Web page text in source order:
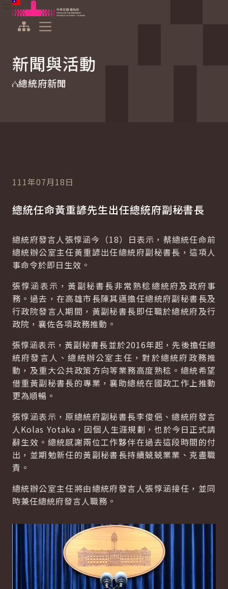
跳到主要內容
中華民國總統府
新聞與活動
總統府新聞
111年07月18日
總統任命黃重諺先生出任總統府副秘書長
總統府發言人張惇涵今（18）日表示，蔡總統任命前
總統辦公室主任黃重諺出任總統府副秘書長，這項人
事命令於即日生效。
張惇涵表示，黃副秘書長非常熟稔總統府及政府事
務。過去，在高雄市長陳其邁擔任總統府副秘書長及
行政院發言人期間，黃副秘書長即任職於總統府及行
政院，襄佐各項政務推動。
張惇涵表示，黃副秘書長並於2016年起，先後擔任總
統府發言人、總統辦公室主任，對於總統府政務推
動，及重大公共政策方向等業務高度熟稔。總統希望
借重黃副秘書長的專業，襄助總統在國政工作上推動
更為順暢。
張惇涵表示，原總統府副秘書長李俊俋、總統府發言
人Kolas Yotaka，因個人生涯規劃，也於今日正式請
辭生效。總統感謝兩位工作夥伴在過去這段時間的付
出，並期勉新任的黃副秘書長持續兢兢業業、克盡職
責。
總統辦公室主任將由總統府發言人張惇涵接任，並同
時兼任總統府發言人職務。